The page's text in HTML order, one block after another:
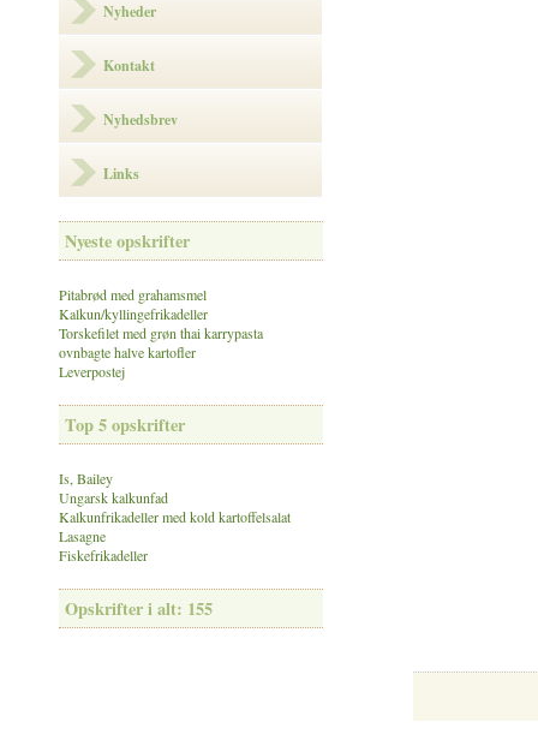
Nyheder
Kontakt
Nyhedsbrev
Links
Nyeste opskrifter
Pitabrød med grahamsmel
Kalkun/kyllingefrikadeller
Torskefilet med grøn thai karrypasta
ovnbagte halve kartofler
Leverpostej
Top 5 opskrifter
Is, Bailey
Ungarsk kalkunfad
Kalkunfrikadeller med kold kartoffelsalat
Lasagne
Fiskefrikadeller
Opskrifter i alt: 155